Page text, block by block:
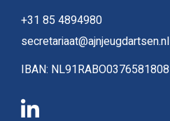
+31 85 4894980
secretariaat@ajnjeugdartsen.nl
IBAN: NL91RABO0376581808